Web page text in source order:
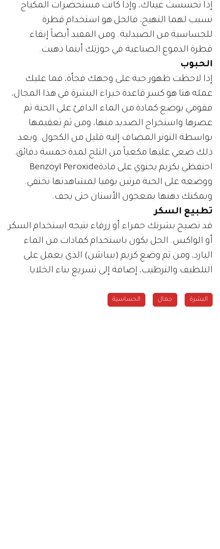
إذا تحسست عيناك، وإذا كانت مستحضرات المكياج
تسبب لهما التهيج، فالحل هو استخدام قطرة
للحساسية من الصيدلية. ومن المفيد أيضاً إبقاء
قطرة الدموع الصناعية في حوزتك أينما ذهبت.
الحبوب
إذا لاحظت ظهور حبة على وجهك فجأة، فما عليك
عمله هنا هو كسر قاعدة خبراء البشرة في هذا المجال،
فقومي بوضع كمادة من الماء الدافئ على الحبة ثم
عصرها واستخراج الصديد منها، ومن ثم تعقيمها
بواسطة التونر المضاف إليه قليل من الكحول. وبعد
ذلك ضعي عليها مكعباً من الثلج لمدة خمسة دقائق.
احتفظي بكريم يحتوي على مادةBenzoyl Peroxide
ووضعه على الحبة مرتين يوميا لمشاهدتها تختفي.
ويمكنك دهنها بمعجون الأسنان حتى يجف.
تطبيع السكر
قد تصبح بشرتك حمراء أو زرقاء نتيجه استخدام السكر
أو الواكس. الحل يكون باستخدام كمادات من الماء
البارد، ومن ثم وضع كريم (بيبانثين) الذي يعمل على
التلطيف والترطيب، إضافة إلى تسريع بناء الخلايا.
البشرة جمال الحساسية